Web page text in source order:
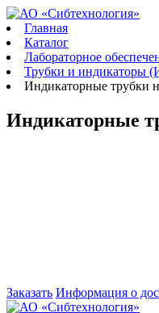
Главная
Каталог
Лабораторное
Трубки и индикаторы
Индикаторные трубки
Индикаторные
Заказать Информация о